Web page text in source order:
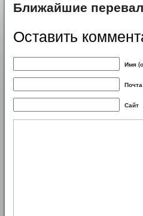
Ближайшие
Оставить
Имя
Сайт